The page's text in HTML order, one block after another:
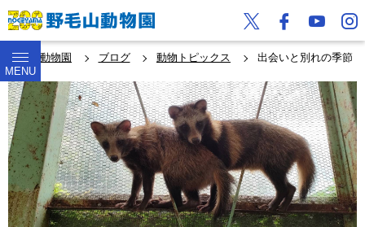
MENU
野毛山動物園 ブログ 動物トピックス 出会いと別れの季節